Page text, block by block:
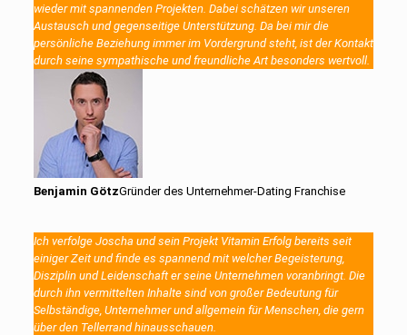
wieder mit spannenden Projekten. Dabei schätzen wir unseren
Austausch und gegenseitige Unterstützung. Da bei mir die
persönliche Beziehung immer im Vordergrund steht, ist der Kontakt
durch seine sympathische und freundliche Art besonders wertvoll.
Benjamin GötzGründer des Unternehmer-Dating Franchise
Ich verfolge Joscha und sein Projekt Vitamin Erfolg bereits seit
einiger Zeit und finde es spannend mit welcher Begeisterung,
Disziplin und Leidenschaft er seine Unternehmen voranbringt. Die
durch ihn vermittelten Inhalte sind von großer Bedeutung für
Selbständige, Unternehmer und allgemein für Menschen, die gern
über den Tellerrand hinausschauen.